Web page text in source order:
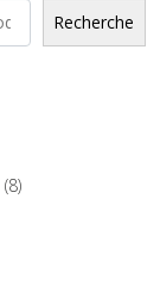
Recherche
8